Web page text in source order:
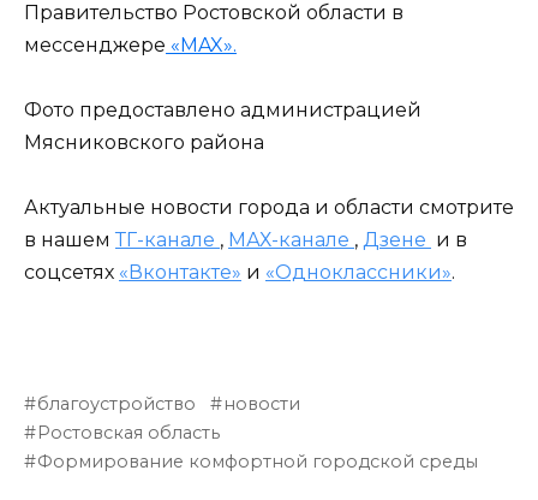
Правительство Ростовской области в
мессенджере «MAX».
Фото предоставлено администрацией
Мясниковского района
Актуальные новости города и области смотрите
в нашем ТГ-канале , МАХ-канале , Дзене и в
соцсетях «Вконтакте» и «Одноклассники».
благоустройство
новости
Ростовская область
Формирование комфортной городской среды